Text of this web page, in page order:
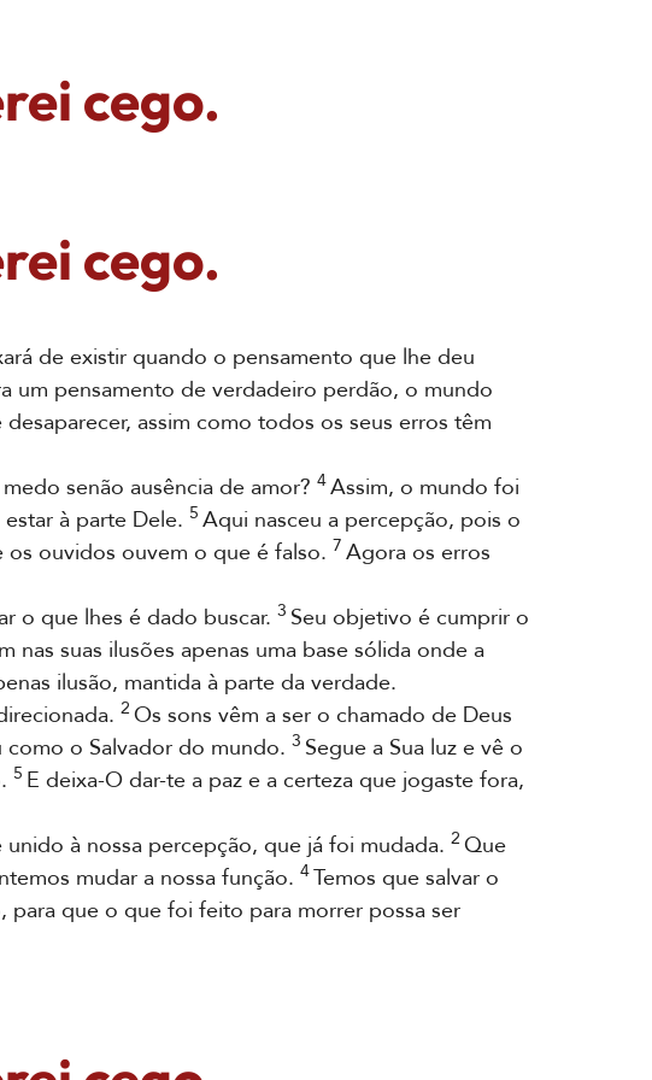
cego.
cego.
de existir quando o pensamento que lhe deu
um pensamento de verdadeiro perdão, o mundo
assim como todos os seus erros têm
senão ausência de amor? 4Assim, o mundo foi
à parte Dele. 5 Aqui nasceu a percepção, pois o
os ouvidos ouvem o que é falso. 7 Agora os erros
o que lhes é dado buscar. 3 Seu objetivo é cumprir o
nas suas ilusões apenas uma base sólida onde a
ilusão, mantida à parte da verdade.
2 Os sons vêm a ser o chamado de Deus
o Salvador do mundo. 3 Segue a Sua luz e vê o
5 E deixa-O dar-te a paz e a certeza que jogaste fora,
à nossa percepção, que já foi mudada. 2 Que
mudar a nossa função. 4Temos que salvar o
que o que foi feito para morrer possa ser